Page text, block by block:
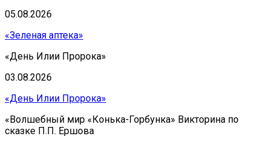
05.08.2026
«Зеленая аптека»
«День Илии Пророка»
03.08.2026
«День Илии Пророка»
«Волшебный мир «Конька-Горбунка» Викторина по
сказке П.П. Ершова